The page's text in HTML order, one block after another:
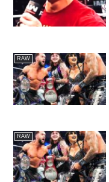
RAW
RAW